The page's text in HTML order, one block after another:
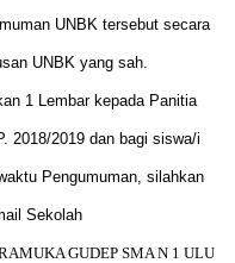
UNBK tersebut secara
UNBK yang sah.
1 Lembar kepada Panitia
2018/2019 dan bagi siswa/i
Pengumuman, silahkan
Sekolah
GUDEP SMA N 1 ULU